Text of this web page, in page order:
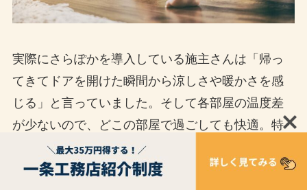
実際にさらぽかを導入している施主さんは「帰っ
てきてドアを開けた瞬間から涼しさや暖かさを感
じる」と言っていました。そして各部屋の温度差
が少ないので、どこの部屋で過ごしても快適。特
にお風呂場や脱衣所との気温差が少ないため、
ートショックが起きにくく、お年寄りやペットと